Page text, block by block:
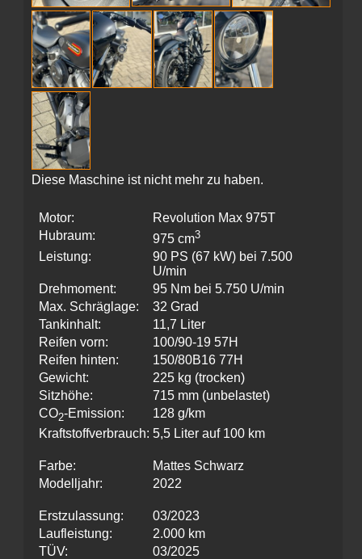
Diese Maschine ist nicht mehr zu haben.
Motor:
Revolution Max 975T
Hubraum:
975 cm3
Leistung:
90 PS (67 kW) bei 7.500
U/min
Drehmoment:
95 Nm bei 5.750 U/min
Max. Schräglage:
32 Grad
Tankinhalt:
11,7 Liter
Reifen vorn:
100/90-19 57H
Reifen hinten:
150/80B16 77H
Gewicht:
225 kg (trocken)
Sitzhöhe:
715 mm (unbelastet)
CO2-Emission:
128 g/km
Kraftstoffverbrauch: 5,5 Liter auf 100 km
Farbe:
Mattes Schwarz
Modelljahr:
2022
Erstzulassung:
03/2023
Laufleistung:
2.000 km
TÜV:
03/2025